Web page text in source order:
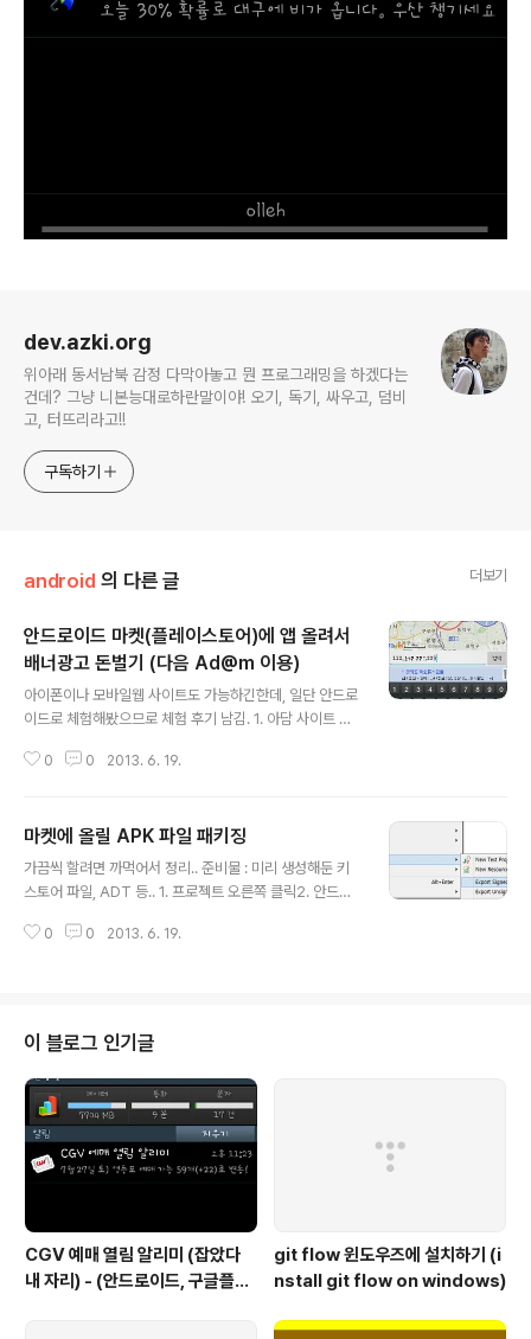
dev.azki.org
위아래 동서남북 감정 다막아놓고 뭔 프로그래밍을 하겠다는
건데? 그냥 니본능대로하란말이야! 오기, 독기, 싸우고, 덤비
고, 터뜨리라고!!
구독하기
android 의 다른 글 더보기
안드로이드 마켓(플레이스토어)에 앱 올려서
배너광고 돈벌기 (다음 Ad@m 이용)
아이폰이나 모바일웹 사이트도 가능하긴한데, 일단 안드로
이드로 체험해봤으므로 체험 후기 남김. 1. 아담 사이트 접
bile.biz.daum.net 2. 상단 사이트/앱등록에 가서 오른
다 써야함. 3. SDK 받음.압축 풀어보면 lib 폴더안에 Ada
mPublisherSDK-2.2.0.0.jar 이런게 있는데 이것만 갖
다 쓰면 됨. 4. 내 안드로이드 프로젝트의 libs 폴더에 그 ja
스트에서 광고넣을 activity 속성에 아래 추가.android:c
0 0 2013. 6. 19.
마켓에 올릴 APK 파일 패키징
가끔씩 할려면 까먹어서 정리.. 준비물 : 미리 생성해둔 키
스토어 파일, ADT 등.. 1. 프로젝트 오른쪽 클릭2. 안드로
파일 넣고, 암호 넣고 Next.4. Alias 선택 후 한번 더 암호
n된 파일 올리면 끗. 정확한 내용은 아래 링크들 참고. htt
p://developer.android.com/tools/publishing/ap
p-signing.htmlhttp://developer.android.com/too
ls/help/z..
0 0 2013. 6. 19.
이 블로그 인기글
CGV 예매 열림 알리미 (잡았다
내 자리) - (안드로이드, 구글플레
git flow 윈도우즈에 설치하기 (i
nstall git flow on windows)